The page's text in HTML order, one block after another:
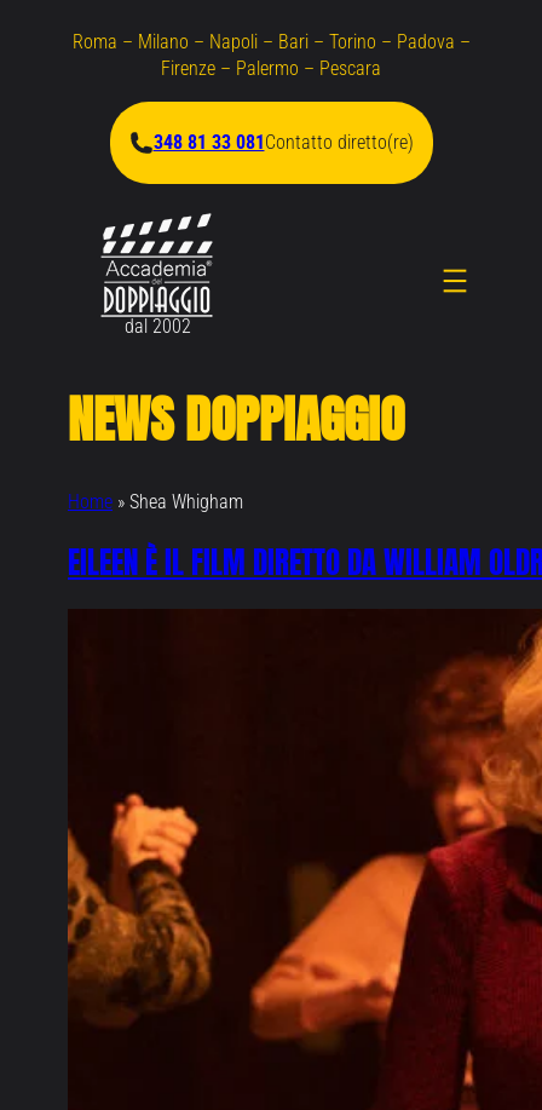
Roma – Milano – Napoli – Bari – Torino – Padova –
Firenze – Palermo – Pescara
348 81 33 081Contatto diretto(re)
dal 2002
NEWS DOPPIAGGIO
Home » Shea Whigham
EILEEN È IL FILM DIRETTO DA WILLIAM